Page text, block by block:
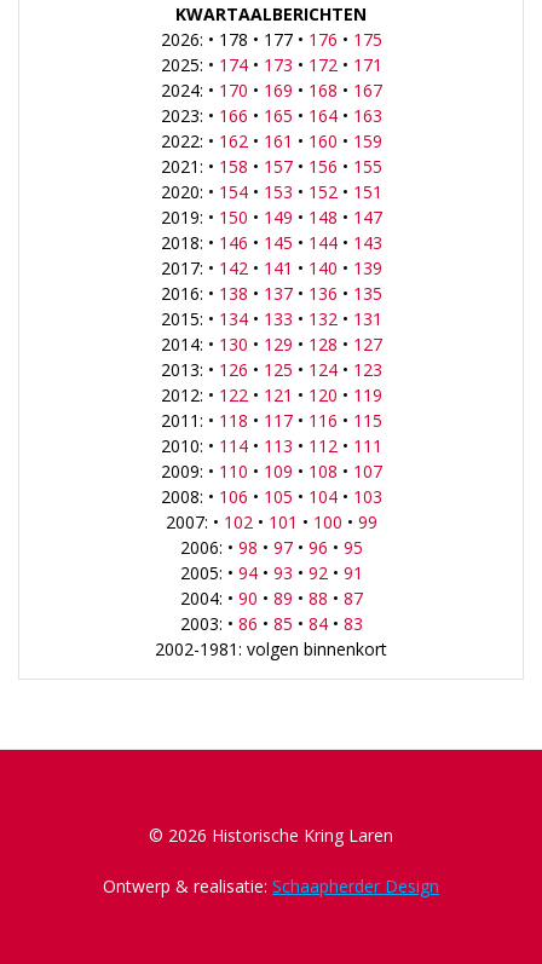
KWARTAALBERICHTEN
2026: • 178 • 177 • 176 • 175
2025: • 174• 173 • 172 • 171
2024: • 170 • 169 • 168 • 167
2023: • 166 • 165 • 164• 163
2022: • 162 • 161 • 160 • 159
2021: • 158 • 157• 156 • 155
2020: • 154• 153 • 152 • 151
2019: • 150 • 149 • 148 • 147
2018: • 146 • 145 • 144• 143
2017: • 142 • 141 • 140 • 139
2016: • 138 • 137• 136 • 135
2015: • 134• 133 • 132 • 131
2014: • 130 • 129 • 128 • 127
2013: • 126 • 125 • 124• 123
2012: • 122 • 121 • 120 • 119
2011: • 118 • 117• 116 • 115
2010: • 114• 113 • 112 • 111
2009: • 110 • 109 • 108 • 107
2008: • 106 • 105 • 104• 103
2007: • 102 • 101 • 100 • 99
2006: • 98 • 97• 96 • 95
2005: • 94• 93 • 92 • 91
2004: • 90 • 89 • 88 • 87
2003: • 86 • 85 • 84• 83
2002-1981: volgen binnenkort
© 2026 Historische Kring Laren
Ontwerp & realisatie: Schaapherder Design